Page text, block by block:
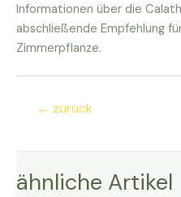
Informationen über die
abschließende Empfehlung
Zimmerpflanze.
Beitragsnavigation
← zurück
ähnliche Artikel